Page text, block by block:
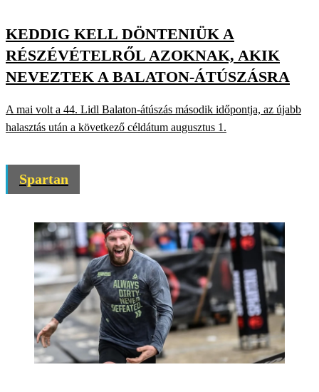
KEDDIG KELL DÖNTENIÜK A
RÉSZÉVÉTELRŐL AZOKNAK, AKIK
NEVEZTEK A BALATON-ÁTÚSZÁSRA
A mai volt a 44. Lidl Balaton-átúszás második időpontja, az újabb
halasztás után a következő céldátum augusztus 1.
Spartan